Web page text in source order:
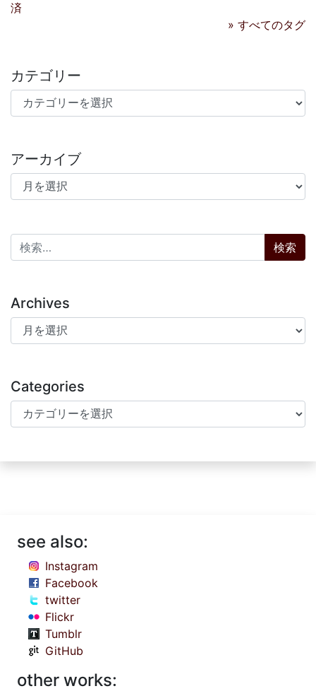
済
» すべてのタグ
カテゴリー
カテゴリー
アーカイブ
アーカイブ
検索:
Archives
Archives
Categories
Categories
see also:
Instagram
Facebook
twitter
Flickr
Tumblr
GitHub
other works: